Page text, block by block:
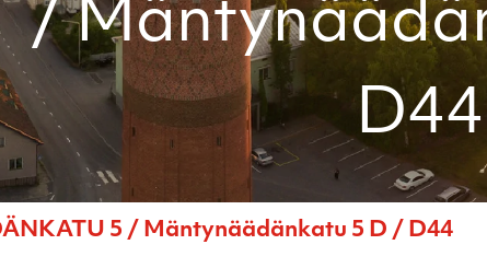
/
D44
5 / Mäntynäädänkatu 5 D / D44